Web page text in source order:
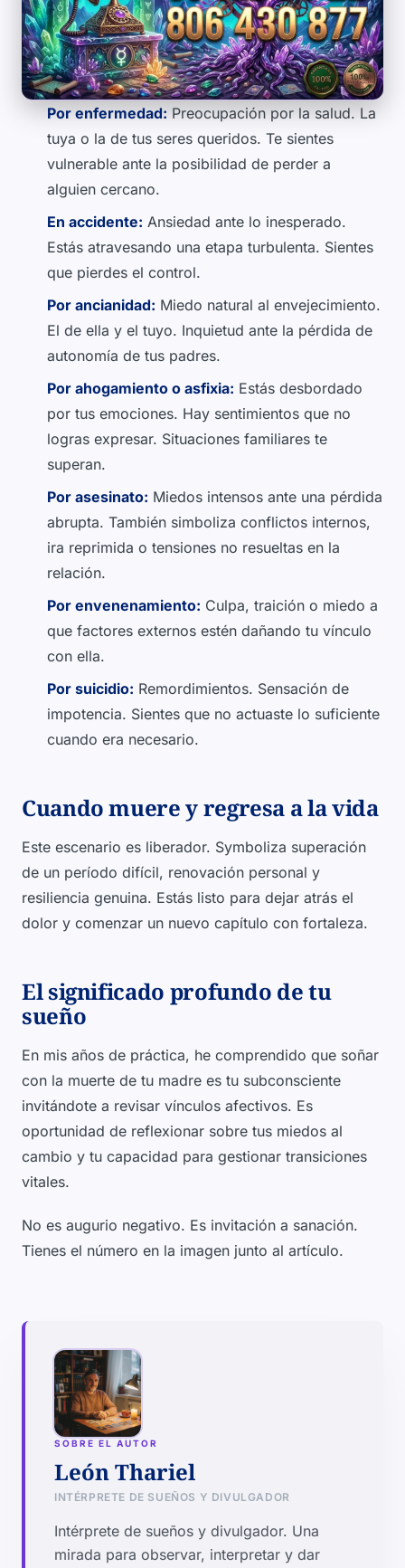
Por enfermedad: Preocupación por la salud. La
tuya o la de tus seres queridos. Te sientes
vulnerable ante la posibilidad de perder a
alguien cercano.
En accidente: Ansiedad ante lo inesperado.
Estás atravesando una etapa turbulenta. Sientes
que pierdes el control.
Por ancianidad: Miedo natural al envejecimiento.
El de ella y el tuyo. Inquietud ante la pérdida de
autonomía de tus padres.
Por ahogamiento o asfixia: Estás desbordado
por tus emociones. Hay sentimientos que no
logras expresar. Situaciones familiares te
superan.
Por asesinato: Miedos intensos ante una pérdida
abrupta. También simboliza conflictos internos,
ira reprimida o tensiones no resueltas en la
relación.
Por envenenamiento: Culpa, traición o miedo a
que factores externos estén dañando tu vínculo
con ella.
Por suicidio: Remordimientos. Sensación de
impotencia. Sientes que no actuaste lo suficiente
cuando era necesario.
Cuando muere y regresa a la vida
Este escenario es liberador. Symboliza superación
de un período difícil, renovación personal y
resiliencia genuina. Estás listo para dejar atrás el
dolor y comenzar un nuevo capítulo con fortaleza.
El significado profundo de tu
sueño
En mis años de práctica, he comprendido que soñar
con la muerte de tu madre es tu subconsciente
invitándote a revisar vínculos afectivos. Es
oportunidad de reflexionar sobre tus miedos al
cambio y tu capacidad para gestionar transiciones
vitales.
No es augurio negativo. Es invitación a sanación.
Tienes el número en la imagen junto al artículo.
SOBRE EL AUTOR
León Thariel
INTÉRPRETE DE SUEÑOS Y DIVULGADOR
Intérprete de sueños y divulgador. Una
mirada para observar, interpretar y dar